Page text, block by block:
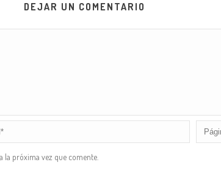
DEJAR UN COMENTARIO
la próxima vez que comente.